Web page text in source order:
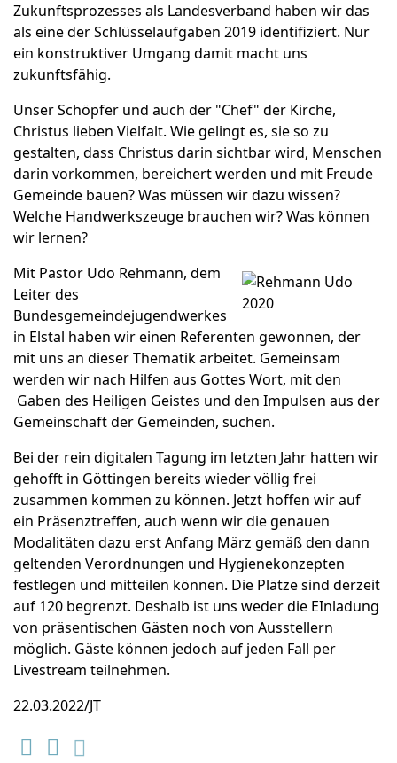
Zukunftsprozesses als Landesverband haben wir das
als eine der Schlüsselaufgaben 2019 identifiziert. Nur
ein konstruktiver Umgang damit macht uns
zukunftsfähig.
Unser Schöpfer und auch der "Chef" der Kirche,
Christus lieben Vielfalt. Wie gelingt es, sie so zu
gestalten, dass Christus darin sichtbar wird, Menschen
darin vorkommen, bereichert werden und mit Freude
Gemeinde bauen? Was müssen wir dazu wissen?
Welche Handwerkszeuge brauchen wir? Was können
wir lernen?
Mit Pastor Udo Rehmann, dem
Leiter des
Bundesgemeindejugendwerkes
in Elstal haben wir einen Referenten gewonnen, der
mit uns an dieser Thematik arbeitet. Gemeinsam
werden wir nach Hilfen aus Gottes Wort, mit den
Gaben des Heiligen Geistes und den Impulsen aus der
Gemeinschaft der Gemeinden, suchen.
Bei der rein digitalen Tagung im letzten Jahr hatten wir
gehofft in Göttingen bereits wieder völlig frei
zusammen kommen zu können. Jetzt hoffen wir auf
ein Präsenztreffen, auch wenn wir die genauen
Modalitäten dazu erst Anfang März gemäß den dann
geltenden Verordnungen und Hygienekonzepten
festlegen und mitteilen können. Die Plätze sind derzeit
auf 120 begrenzt. Deshalb ist uns weder die EInladung
von präsentischen Gästen noch von Ausstellern
möglich. Gäste können jedoch auf jeden Fall per
Livestream teilnehmen.
22.03.2022/JT